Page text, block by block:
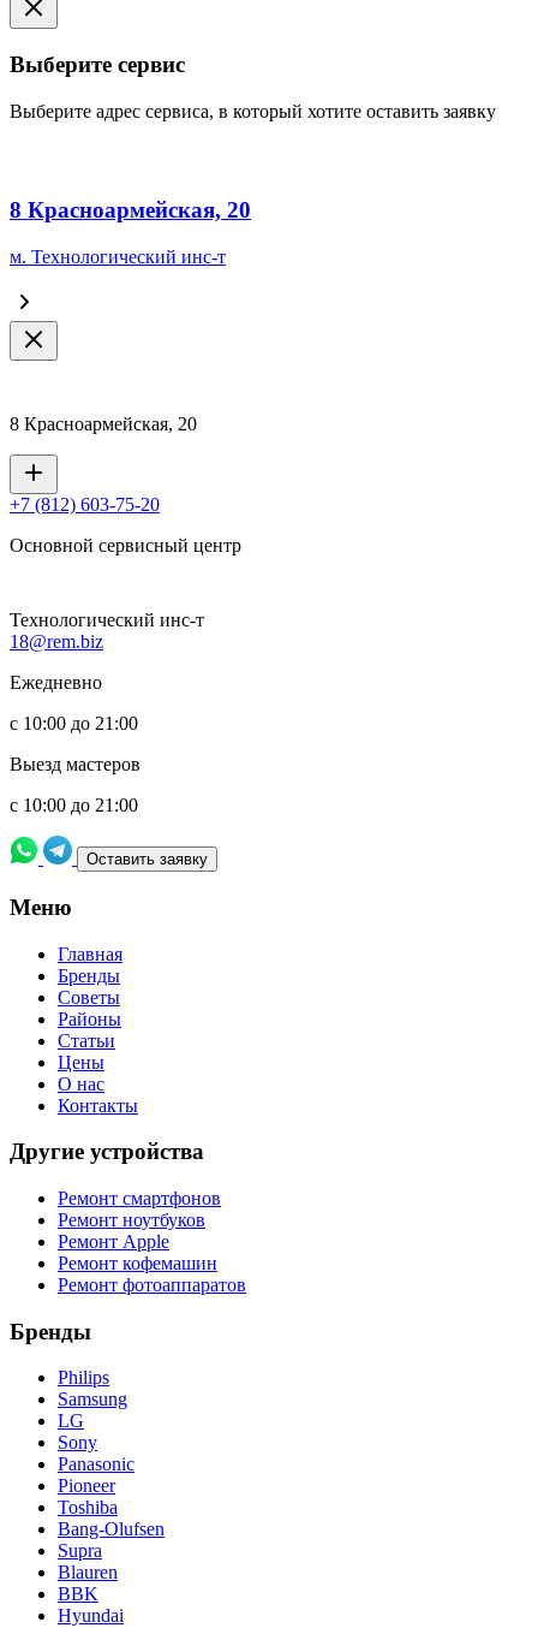
Выберите сервис
Выберите адрес сервиса, в который хотите оставить заявку
8 Красноармейская, 20
м. Технологический инс-т
8 Красноармейская, 20
+7 (812) 603-75-20
Основной сервисный центр
Технологический инс-т
18@rem.biz
Ежедневно
с 10:00 до 21:00
Выезд мастеров
с 10:00 до 21:00
Оставить заявку
Meню
Главная
Бренды
Советы
Районы
Статьи
Цены
О нас
Контакты
Другие устройства
Ремонт смартфонов
Ремонт ноутбуков
Ремонт Apple
Ремонт кофемашин
Ремонт фотоаппаратов
Бренды
Philips
Samsung
LG
Sony
Panasonic
Pioneer
Toshiba
Bang-Olufsen
Supra
Blauren
BBK
Hyundai